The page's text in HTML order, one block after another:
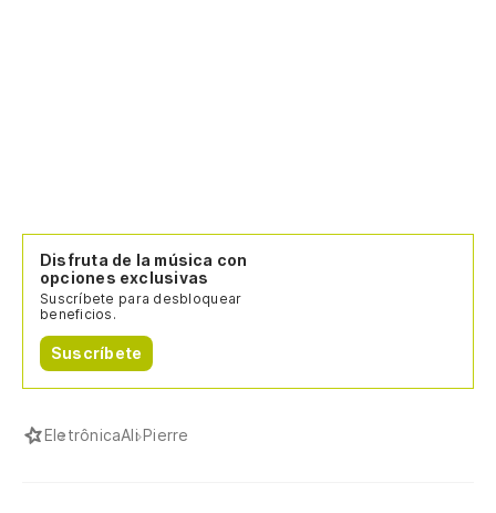
Disfruta de la música con
opciones exclusivas
Suscríbete para desbloquear
beneficios.
Suscríbete
EletrônicaAli Pierre